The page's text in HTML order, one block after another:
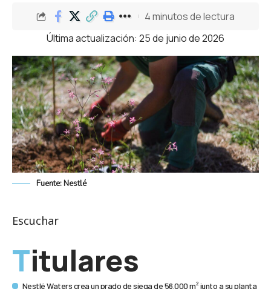
Última actualización: 25 de junio de 2026
4 minutos de lectura
Fuente: Nestlé
Escuchar
Titulares
Nestlé Waters crea un prado de siega de 56.000 m² junto a su planta